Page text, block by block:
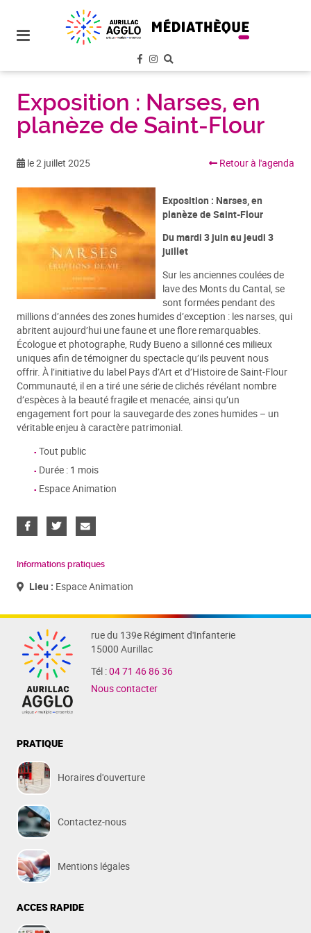
site
aller au
contenu
Exposition : Narses, en
planèze de Saint-Flour
le 2 juillet 2025 Retour à l'agenda
Exposition : Narses, en
planèze de Saint-Flour
Du mardi 3 juin au jeudi 3
juillet
Sur les anciennes coulées de
lave des Monts du Cantal, se
sont formées pendant des
millions d’années des zones humides d’exception : les narses, qui
abritent aujourd’hui une faune et une flore remarquables.
Écologue et photographe, Rudy Bueno a sillonné ces milieux
uniques afin de témoigner du spectacle qu’ils peuvent nous
offrir. À l’initiative du label Pays d’Art et d’Histoire de Saint-Flour
Communauté, il en a tiré une série de clichés révélant nombre
d’espèces à la beauté fragile et menacée, ainsi qu’un
engagement fort pour la sauvegarde des zones humides – un
véritable enjeu à caractère patrimonial.
Tout public
Durée : 1 mois
Espace Animation
Informations pratiques
Lieu : Espace Animation
rue du 139e Régiment d'Infanterie
15000 Aurillac
Tél :04 71 46 86 36
Nous contacter
PRATIQUE
Horaires d'ouverture
Contactez-nous
Mentions légales
ACCES RAPIDE